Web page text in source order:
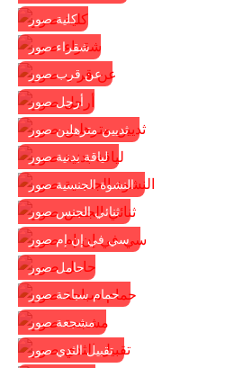
كلية صور
شقراء صور
عن قرب صور
أرجل صور
ثديين مترهلين صور
لياقة بدنية صور
النشوة الجنسية صور
ثنائي الجنس صور
سي في إن إم صور
حامل صور
حمام سباحة صور
مشجعة صور
تقبيل الثدي صور